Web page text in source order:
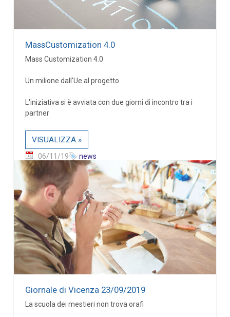
MassCustomization 4.0
Mass Customization 4.0
Un milione dall'Ue al progetto
L'iniziativa si è avviata con due giorni di incontro tra i
partner
VISUALIZZA »
06/11/19 news
Giornale di Vicenza 23/09/2019
La scuola dei mestieri non trova orafi